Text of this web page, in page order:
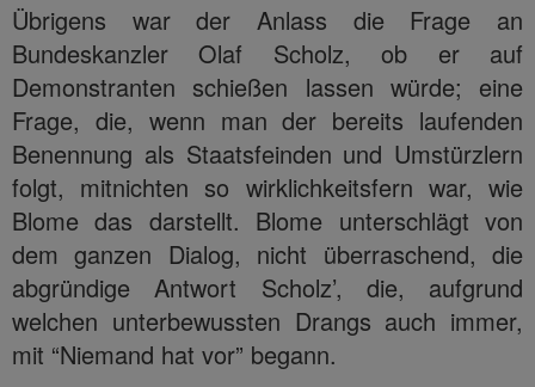
Übrigens war der Anlass die Frage an
Bundeskanzler Olaf Scholz, ob er auf
Demonstranten schießen lassen würde; eine
Frage, die, wenn man der bereits laufenden
Benennung als Staatsfeinden und Umstürzlern
folgt, mitnichten so wirklichkeitsfern war, wie
Blome das darstellt. Blome unterschlägt von
dem ganzen Dialog, nicht überraschend, die
abgründige Antwort Scholz’, die, aufgrund
welchen unterbewussten Drangs auch immer,
mit “Niemand hat vor” begann.